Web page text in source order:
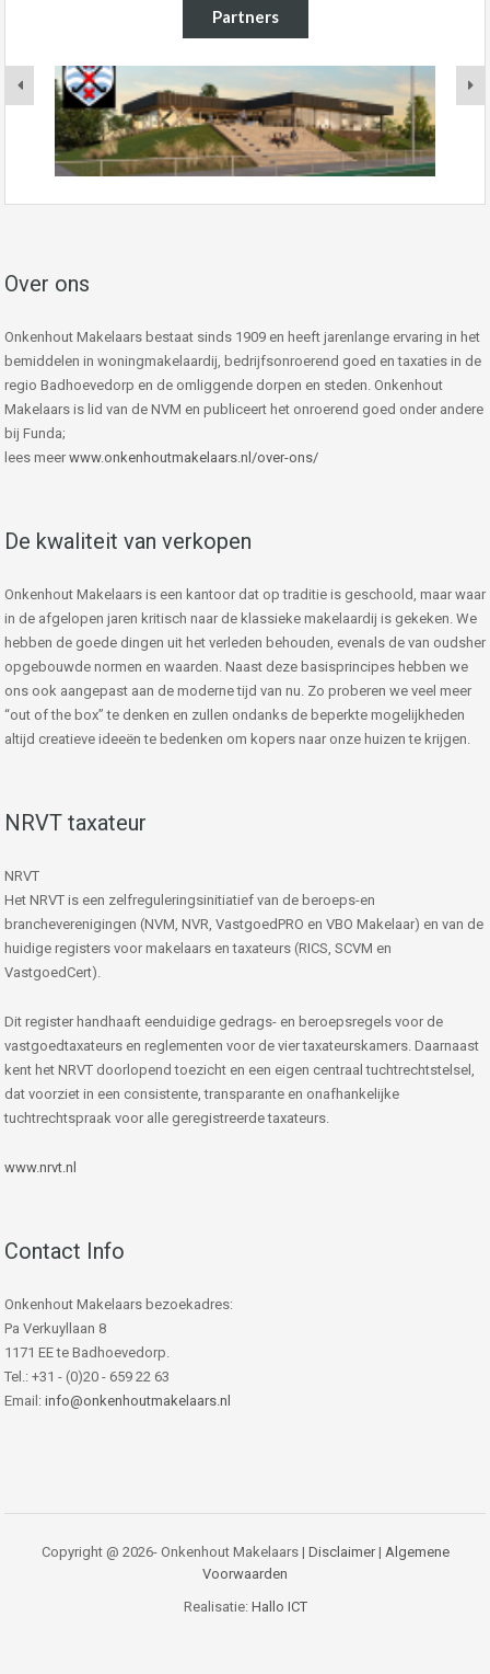
Partners
Over ons
Onkenhout Makelaars bestaat sinds 1909 en heeft jarenlange ervaring in het
bemiddelen in woningmakelaardij, bedrijfsonroerend goed en taxaties in de
regio Badhoevedorp en de omliggende dorpen en steden. Onkenhout
Makelaars is lid van de NVM en publiceert het onroerend goed onder andere
bij Funda;
lees meer www.onkenhoutmakelaars.nl/over-ons/
De kwaliteit van verkopen
Onkenhout Makelaars is een kantoor dat op traditie is geschoold, maar waar
in de afgelopen jaren kritisch naar de klassieke makelaardij is gekeken. We
hebben de goede dingen uit het verleden behouden, evenals de van oudsher
opgebouwde normen en waarden. Naast deze basisprincipes hebben we
ons ook aangepast aan de moderne tijd van nu. Zo proberen we veel meer
“out of the box” te denken en zullen ondanks de beperkte mogelijkheden
altijd creatieve ideeën te bedenken om kopers naar onze huizen te krijgen.
NRVT taxateur
NRVT
Het NRVT is een zelfreguleringsinitiatief van de beroeps-en
brancheverenigingen (NVM, NVR, VastgoedPRO en VBO Makelaar) en van de
huidige registers voor makelaars en taxateurs (RICS, SCVM en
VastgoedCert).
Dit register handhaaft eenduidige gedrags- en beroepsregels voor de
vastgoedtaxateurs en reglementen voor de vier taxateurskamers. Daarnaast
kent het NRVT doorlopend toezicht en een eigen centraal tuchtrechtstelsel,
dat voorziet in een consistente, transparante en onafhankelijke
tuchtrechtspraak voor alle geregistreerde taxateurs.
www.nrvt.nl
Contact Info
Onkenhout Makelaars bezoekadres:
Pa Verkuyllaan 8
1171 EE te Badhoevedorp.
Tel.: +31 - (0)20 - 659 22 63
Email: info@onkenhoutmakelaars.nl
Copyright @ 2026- Onkenhout Makelaars | Disclaimer| Algemene
Voorwaarden
Realisatie: Hallo ICT